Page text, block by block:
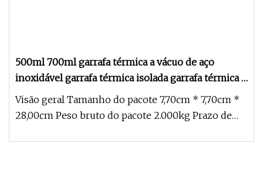
500ml 700ml garrafa térmica a vácuo de aço
inoxidável garrafa térmica isolada garrafa térmica a
vácuo
Visão geral Tamanho do pacote 7,70cm * 7,70cm *
28,00cm Peso bruto do pacote 2.000kg Prazo de